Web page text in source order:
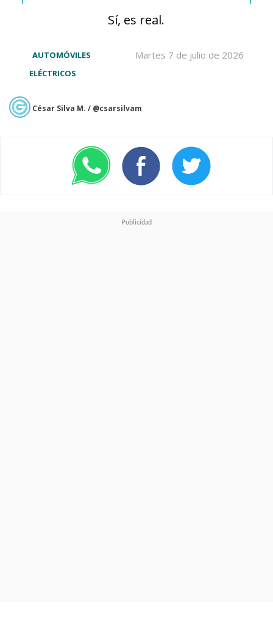
traseros pueden reclinarse
cero”, mientras que la versión
Max añade un
con oscurecimiento
Sí, es real.
Martes 7 de julio de 2026
AUTOMÓVILES
ELÉCTRICOS
César Silva M. / @csarsilvam